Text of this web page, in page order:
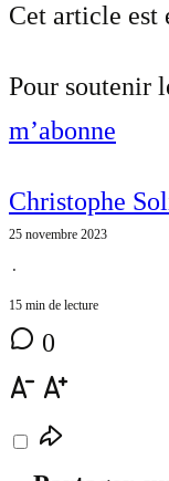
Cet article est
Pour soutenir
m’abonne
Christophe
25 novembre 2023
⋅
15 min de lecture
0